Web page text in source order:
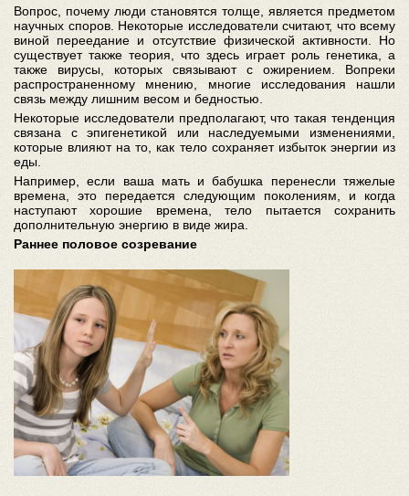
Вопрос, почему люди становятся толще, является предметом
научных споров. Некоторые исследователи считают, что всему
виной переедание и отсутствие физической активности. Но
существует также теория, что здесь играет роль генетика, а
также вирусы, которых связывают с ожирением. Вопреки
распространенному мнению, многие исследования нашли
связь между лишним весом и бедностью.
Некоторые исследователи предполагают, что такая тенденция
связана с эпигенетикой или наследуемыми изменениями,
которые влияют на то, как тело сохраняет избыток энергии из
еды.
Например, если ваша мать и бабушка перенесли тяжелые
времена, это передается следующим поколениям, и когда
наступают хорошие времена, тело пытается сохранить
дополнительную энергию в виде жира.
Раннее половое созревание